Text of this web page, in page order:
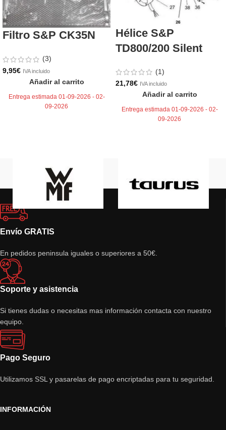
Filtro S&P CK35N
(3)
9,95€ IVA incluido
Añadir al carrito
Entrega estimada 01-09-2026 - 02-
09-2026
Hélice S&P
TD800/200 Silent
(1)
21,78€ IVA incluido
Añadir al carrito
Entrega estimada 01-09-2026 - 02-
09-2026
Envío GRATIS
En pedidos peninsula iguales o superiores a 50€.
Soporte y asistencia
Si tienes dudas o necesitas mas información contacta con nuestro
equipo.
Pago Seguro
Utilizamos SSL y pasarelas de pago encriptadas para tu seguridad.
INFORMACIÓN